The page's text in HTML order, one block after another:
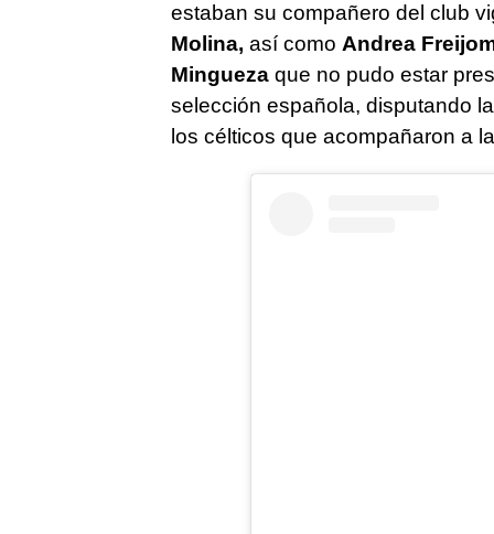
estaban su compañero del club
Molina, así como Andrea
Minguezaque no pudo estar
selección española, disputando
los célticos que acompañaron a